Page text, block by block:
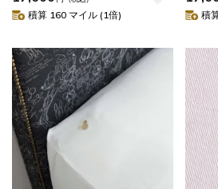
積算 160 マイル (1倍) 積